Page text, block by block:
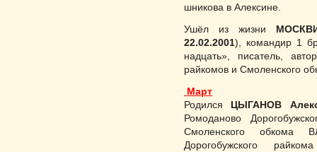
шникова в Алексине.
Ушёл из жизни
22.02.2001), командир 1
надцать», писатель,
райкомов и Смоленского
Март
Родился
ЦЫГАНОВ
Ромоданово
Смоленского об­кома
Дорогобужского